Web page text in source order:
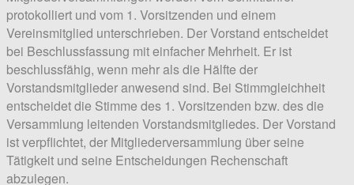
protokolliert und vom 1. Vorsitzenden und einem
Vereinsmitglied unterschrieben. Der Vorstand entscheidet
bei Beschlussfassung mit einfacher Mehrheit. Er ist
beschlussfähig, wenn mehr als die Hälfte der
Vorstandsmitglieder anwesend sind. Bei Stimmgleichheit
entscheidet die Stimme des 1. Vorsitzenden bzw. des die
Versammlung leitenden Vorstandsmitgliedes. Der Vorstand
ist verpflichtet, der Mitgliederversammlung über seine
Tätigkeit und seine Entscheidungen Rechenschaft
abzulegen.